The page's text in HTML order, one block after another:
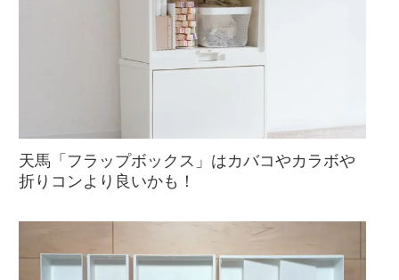
天馬「フラップボックス」はカバコやカラボや
折りコンより良いかも！